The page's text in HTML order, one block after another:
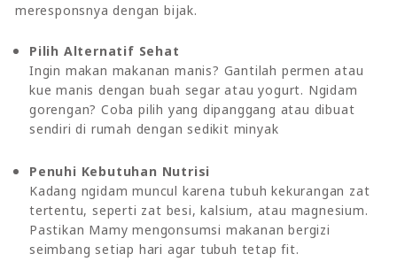
meresponsnya dengan bijak.
Pilih Alternatif Sehat
Ingin makan makanan manis? Gantilah permen atau
kue manis dengan buah segar atau yogurt. Ngidam
gorengan? Coba pilih yang dipanggang atau dibuat
sendiri di rumah dengan sedikit minyak
Penuhi Kebutuhan Nutrisi
Kadang ngidam muncul karena tubuh kekurangan zat
tertentu, seperti zat besi, kalsium, atau magnesium.
Pastikan Mamy mengonsumsi makanan bergizi
seimbang setiap hari agar tubuh tetap fit.